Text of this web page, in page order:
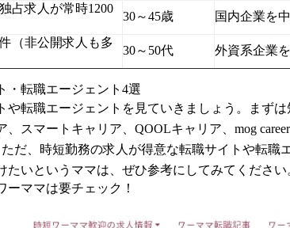
占求人が常時1200
30～45歳 国内企業を
（非公開求人も多
30～50代 外資系企業
・転職エージェント4選
転職エージェントを見ていきましょう。まず
スマートキャリア、QOOLキャリア、mog
だ、時短勤務の求人が得意な転職サイトや転
いというママは、ぜひ参考にしてみてください
ママは要チェック！